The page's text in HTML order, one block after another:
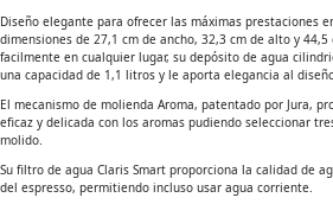
Diseño elegante para ofrecer las máximas prestaciones
dimensiones de 27,1 cm de ancho, 32,3 cm de alto y
facilmente en cualquier lugar, su depósito de agua
una capacidad de 1,1 litros y le aporta elegancia al
El mecanismo de molienda Aroma, patentado por Jura,
eficaz y delicada con los aromas pudiendo seleccionar
molido.
Su filtro de agua Claris Smart proporciona la calidad de
del espresso, permitiendo incluso usar agua corriente.